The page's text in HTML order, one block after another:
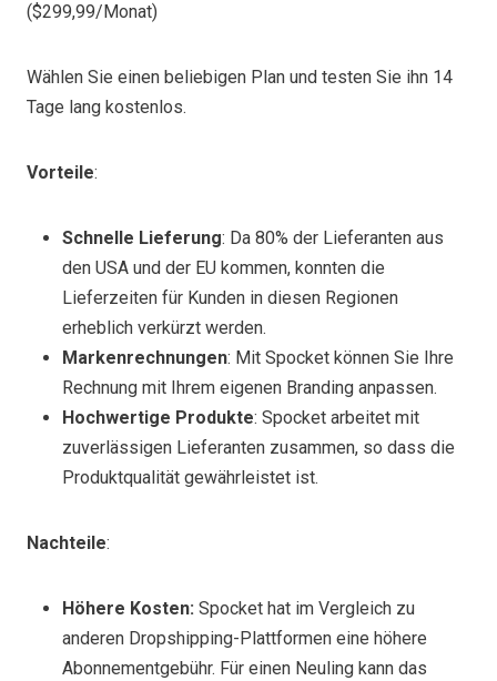
($299,99/Monat)
Wählen Sie einen beliebigen Plan und testen Sie ihn 14
Tage lang kostenlos.
Vorteile:
Schnelle Lieferung: Da 80% der Lieferanten aus
den USA und der EU kommen, konnten die
Lieferzeiten für Kunden in diesen Regionen
erheblich verkürzt werden.
Markenrechnungen: Mit Spocket können Sie Ihre
Rechnung mit Ihrem eigenen Branding anpassen.
Hochwertige Produkte: Spocket arbeitet mit
zuverlässigen Lieferanten zusammen, so dass die
Produktqualität gewährleistet ist.
Nachteile:
Höhere Kosten: Spocket hat im Vergleich zu
anderen Dropshipping-Plattformen eine höhere
Abonnementgebühr. Für einen Neuling kann das